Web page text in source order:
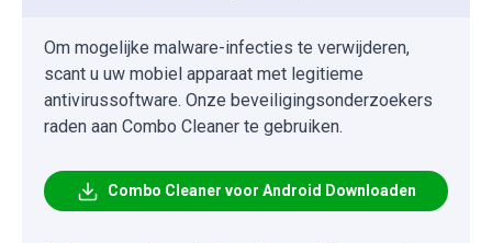
Om mogelijke malware-infecties te verwijderen,
scant u uw mobiel apparaat met legitieme
antivirussoftware. Onze beveiligingsonderzoekers
raden aan Combo Cleaner te gebruiken.
Combo Cleaner voor Android Downloaden